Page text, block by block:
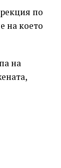
по
на което
на